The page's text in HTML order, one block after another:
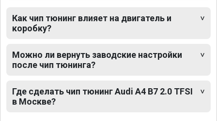
Как чип тюнинг влияет на двигатель и
коробку?
Можно ли вернуть заводские настройки
после чип тюнинга?
Где сделать чип тюнинг Audi A4 B7 2.0 TFSI
в Москве?